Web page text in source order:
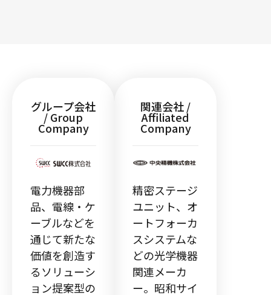
グループ会社
/ Group
Company
電力機器部
品、電線・ケ
ーブルなどを
通じて新たな
価値を創造す
るソリューシ
ョン提案型の
関連会社 /
Affiliated
Company
精密ステージ
ユニット、オ
ートフォーカ
スシステムな
どの光学機器
関連メーカ
ー。昭和サイ